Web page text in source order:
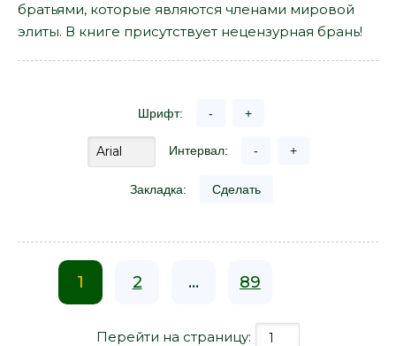
братьями, которые являются членами мировой
элиты. В книге присутствует нецензурная брань!
Шрифт: - +
Интервал: - +
Закладка: Сделать
1 2 ... 89
Перейти на страницу: